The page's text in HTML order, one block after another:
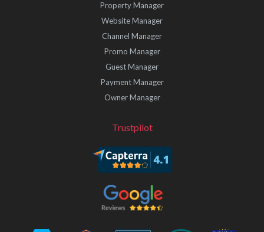
Property Manager
Website Manager
Channel Manager
Promo Manager
Guest Manager
Payment Manager
Owner Manager
Trustpilot